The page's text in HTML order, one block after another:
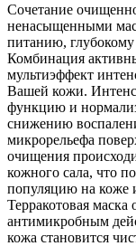
Сочетание
ненасыщенными
питанию,
Комбинация
мультиэффект
Вашей кожи.
функцию и
снижению
микрорельефа
очищения
кожного сала, что
популяцию на коже
Терракотовая
антимикробным
кожа становится